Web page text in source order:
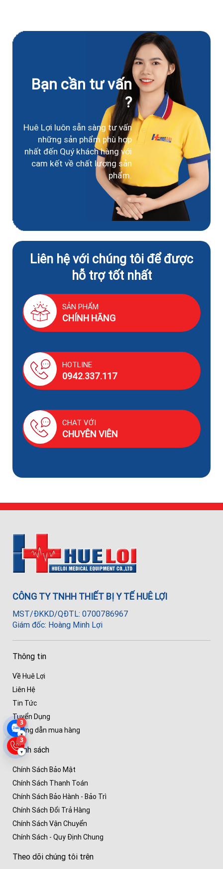
Bạn cần tư vấn
?
Huê Lợi luôn sẵn sàng tư vấn
những sản phẩm phù hợp
nhất đến Quý khách hàng với
cam kết về chất lượng sản
phẩm.
Liên hệ với chúng tôi để được
hỗ trợ tốt nhất
SẢN PHẨM
CHÍNH HÃNG
HOTLINE
0942.337.117
CHAT VỚI
CHUYÊN VIÊN
3
▾
3
▾
CÔNG TY TNHH THIẾT BỊ Y TẾ HUÊ LỢI
MST/ĐKKD/QĐTL: 0700786967
Giám đốc: Hoàng Minh Lợi
Thông tin
Về Huê Lợi
Liên Hệ
Tin Tức
Tuyển Dụng
Hướng dẫn mua hàng
Chính sách
Chính Sách Bảo Mật
Chính Sách Thanh Toán
Chính Sách Bảo Hành - Bảo Trì
Chính Sách Đổi Trả Hàng
Chính Sách Vận Chuyển
Chính Sách - Quy Định Chung
Theo dõi chúng tôi trên